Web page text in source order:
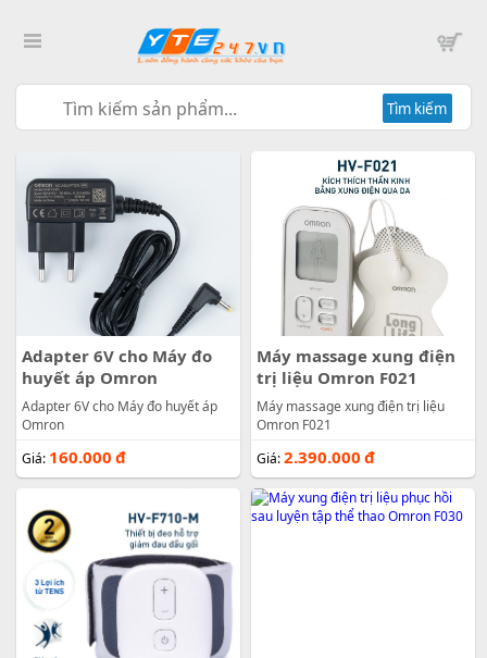
Tìm kiếm
Adapter 6V cho Máy đo
huyết áp Omron
Adapter 6V cho Máy đo huyết áp
Omron
Giá: 160.000 đ
Máy massage xung điện
trị liệu Omron F021
Máy massage xung điện trị liệu
Omron F021
Giá:2.390.000 đ